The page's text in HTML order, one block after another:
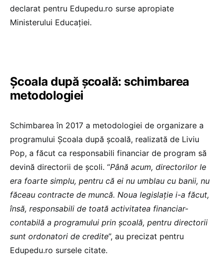
declarat pentru Edupedu.ro surse apropiate
Ministerului Educației.
Școala după școală: schimbarea
metodologiei
Schimbarea în 2017 a metodologiei de organizare a
programului Școala după școală, realizată de Liviu
Pop, a făcut ca responsabili financiar de program să
devină directorii de școli. “Până acum, directorilor le
era foarte simplu, pentru că ei nu umblau cu banii, nu
făceau contracte de muncă. Noua legislație i-a făcut,
însă, responsabili de toată activitatea financiar-
contabilă a programului prin școală, pentru directorii
sunt ordonatori de credite”, au precizat pentru
Edupedu.ro sursele citate.